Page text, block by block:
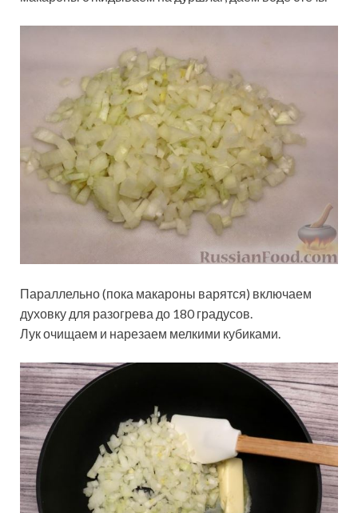
Параллельно (пока макароны варятся) включаем
духовку для разогрева до 180 градусов.
Лук очищаем и нарезаем мелкими кубиками.